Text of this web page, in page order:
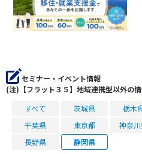
セミナー・イベント情報
(注)【フラット３５】地域連携型以外の
すべて
茨城県 栃木
千葉県
東京都 神奈
長野県
静岡県